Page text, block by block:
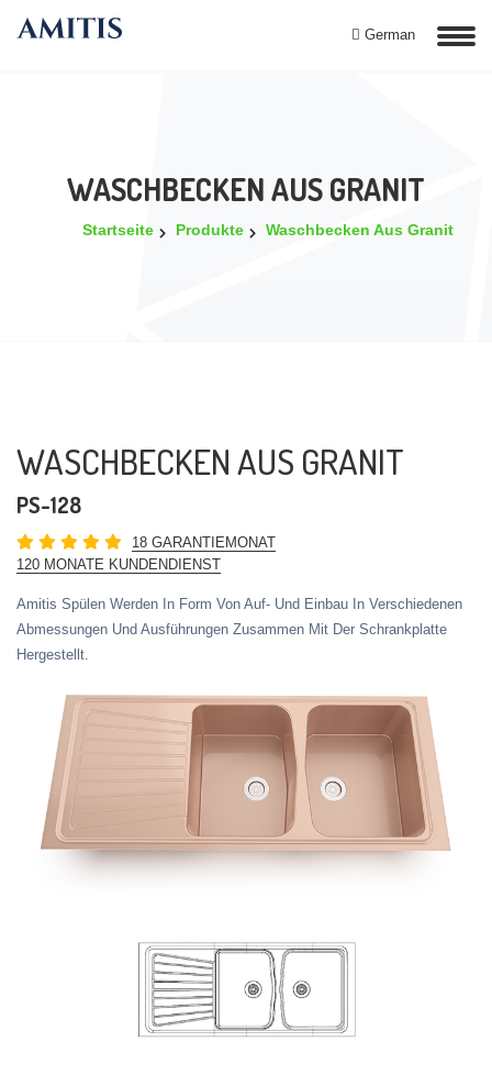
German
WASCHBECKEN AUS GRANIT
Startseite Produkte Waschbecken Aus Granit
WASCHBECKEN AUS GRANIT
PS-128
18 GARANTIEMONAT
120 MONATE KUNDENDIENST
Amitis Spülen Werden In Form Von Auf- Und Einbau In Verschiedenen
Abmessungen Und Ausführungen Zusammen Mit Der Schrankplatte
Hergestellt.